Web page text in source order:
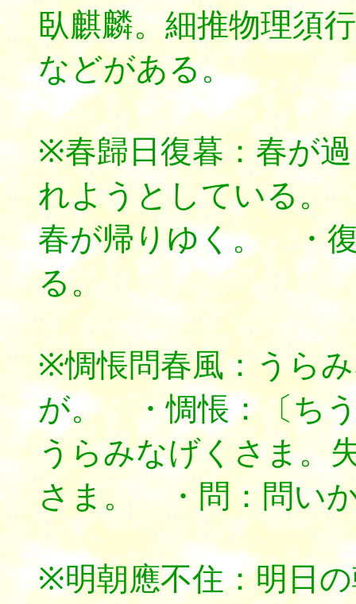
臥麒麟。細推物理須
などがある。
※春歸日復暮：春が
れようとしている。
春が帰りゆく。 ・
る。
※惆悵問春風：うら
が。 ・惆悵：〔ちう
うらみなげくさま。
さま。 ・問：問い
※明朝應不住：明日